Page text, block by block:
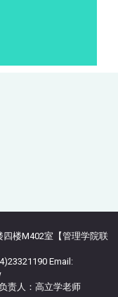
楼M402室【管理学院联
Email:
责人：高立学老师